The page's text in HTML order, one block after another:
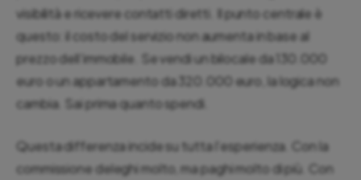
visibilità e ricevere contatti diretti. Il punto centrale è
questo: il costo del servizio non aumenta in base al
prezzo dell’immobile. Se vendi un bilocale da 130.000
euro o un appartamento da 320.000 euro, la logica non
cambia. Sai prima quanto spendi.
Questa differenza incide su tutta l’esperienza. Con la
commissione deleghi molto, ma paghi molto di più. Con